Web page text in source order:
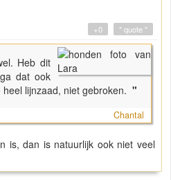
" quote "
+0
Heb dit
dat ook
lijnzaad, niet gebroken. "
Chantal
is, dan is natuurlijk ook niet veel